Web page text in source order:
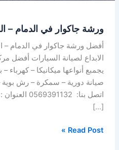
ورشة جاكوار في الدمام –
أفضل ورشة جاكوار في الدمام –
الابداع لصيانة السيارات أفضل
يجمبع أنواعها ميكانيكا –
صيانة دورية – سمكرة – رش
اتصل بنا:
[…]
Read Post »